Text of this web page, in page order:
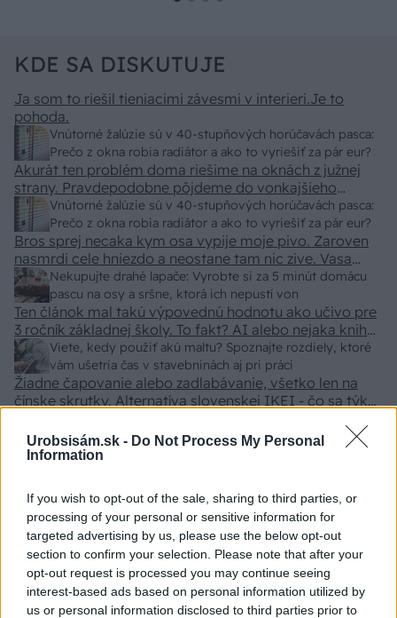
Urobsisám.sk - Do Not Process My Personal
Information
If you wish to opt-out of the sale, sharing to third parties, or
processing of your personal or sensitive information for
targeted advertising by us, please use the below opt-out
section to confirm your selection. Please note that after your
opt-out request is processed you may continue seeing
interest-based ads based on personal information utilized by
us or personal information disclosed to third parties prior to
KDE SA DISKUTUJE
Vnútorné žalúzie sú v 40-stupňových horúčavách pasca:
Prečo z okna robia radiátor a ako to vyriešiť za pár eur?
Ja som to riešil tieniacimi závesmi v interieri.Je to
pohoda.
Vnútorné žalúzie sú v 40-stupňových horúčavách pasca:
Prečo z okna robia radiátor a ako to vyriešiť za pár eur?
Akurát ten problém doma riešime na oknách z južnej
strany. Pravdepodobne pôjdeme do vonkajšieho
tienenia na spôsob markízy 250x150cm. Čínsky
predajcovia idú okolo 100 eur kus.
Nekupujte drahé lapače: Vyrobte si za 5 minút domácu
pascu na osy a sršne, ktorá ich nepustí von
Bros sprej necaka kym osa vypije moje pivo. Zaroven
nasmrdi cele hniezdo a neostane tam nic zive. Vasa
pasca naucinke moc efektivne. Skor pritiahne slimaky
Viete, kedy použiť akú maltu? Spoznajte rozdiely, ktoré
vám ušetria čas v stavebninách aj pri práci
Ten článok mal takú výpovednú hodnotu ako učivo pre
3 ročník základnej školy. To fakt? AI alebo nejaka kniha
z VŠ? Dnešné rychlotvrdnuce malty - pevnosť 40 Mpa a
doba schnutia tak 15 minut , k tomu vodotesné s
kryštálikou. A rozdiel - schnutie a zretie. Nič?
vyrobíte pod 140 eur a je oveľa pohodlnejšie!
Žiadne čapovanie alebo zadlabávanie, všetko len na
čínske skrutky. Alternatíva slovenskej IKEI - čo sa týka
spracovaním, škoda. No lepšie než ten odpad z DTD
predávaný v Kauflande alebo Lídli.
ZÁHRADA